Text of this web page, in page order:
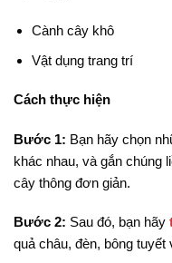
Cành cây khô
Vật dụng trang trí
Cách thực hiện
Bước 1: Bạn hãy chọn
khác nhau, và gắn chúng
cây thông đơn giản.
Bước 2: Sau đó, bạn hãy
quả châu, đèn, bông